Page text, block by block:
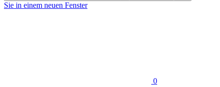
Sie in einem neuen Fenster
0